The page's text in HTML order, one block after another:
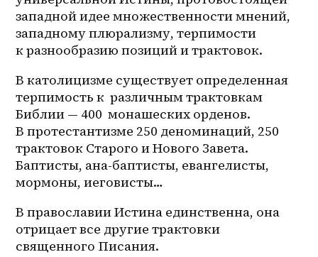
западной идее множественности мнений,
западному плюрализму, терпимости
к разнообразию позиций и трактовок.
В католицизме существует определенная
терпимость к  различным трактовкам
Библии — 400  монашеских орденов.
В протестантизме 250 деноминаций, 250
трактовок Старого и Нового Завета.
Баптисты, ана-баптисты, евангелисты,
мормоны, иеговисты…
В православии Истина единственна, она
отрицает все другие трактовки
священного Писания.